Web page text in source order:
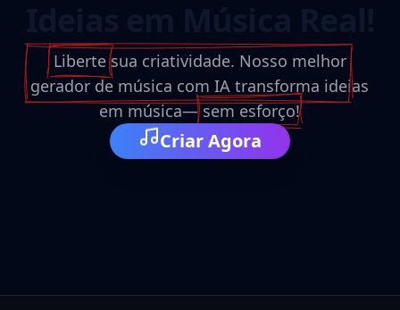
Liberte sua criatividade. Nosso melhor
gerador de música com IA transforma ideias
em música— sem esforço!
Criar Agora